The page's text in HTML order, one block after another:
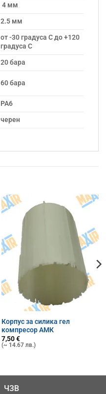
4 мм
2.5 мм
от -30 градуса C до +120
градуса C
20 бара
60 бара
PA6
черен
Корпус за силика гел
компресор АМК
7,50€
(~ 14.67 лв.)
ЧЗВ